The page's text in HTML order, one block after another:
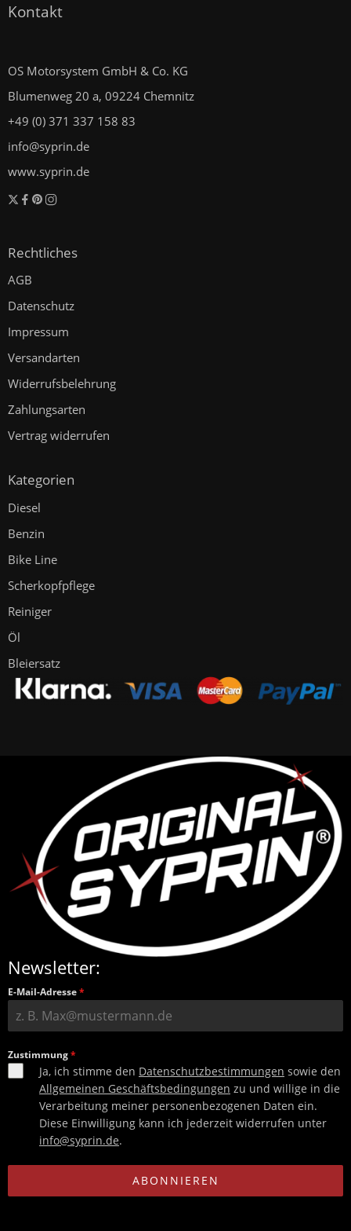
Kontakt
OS Motorsystem GmbH & Co. KG
Blumenweg 20 a, 09224 Chemnitz
+49 (0) 371 337 158 83
info@syprin.de
www.syprin.de
Rechtliches
AGB
Datenschutz
Impressum
Versandarten
Widerrufsbelehrung
Zahlungsarten
Vertrag widerrufen
Kategorien
Diesel
Benzin
Bike Line
Scherkopfpflege
Reiniger
Öl
Bleiersatz
Newsletter:
E-Mail-Adresse*
Zustimmung*
Ja, ich stimme den Datenschutzbestimmungen sowie den
Allgemeinen Geschäftsbedingungen zu und willige in die
Verarbeitung meiner personenbezogenen Daten ein.
Diese Einwilligung kann ich jederzeit widerrufen unter
info@syprin.de.
ABONNIEREN